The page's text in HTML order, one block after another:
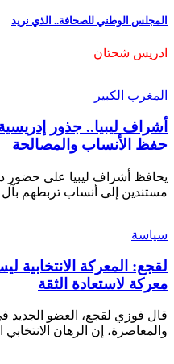
المجلس الوطني للصحافة.. الذي نريد
ادريس شحتان
المغرب الكبير
أشراف ليبيا.. جذور
حفظ الأنساب والمصالحة
يحافظ أشراف ليبيا على حضور
مستندين إلى أنساب تربطهم
سياسة
لقجع: المعركة الانتخابية
معركة لاستعادة الثقة
قال فوزي لقجع، العضو الجديد
والمعاصرة، إن الرهان